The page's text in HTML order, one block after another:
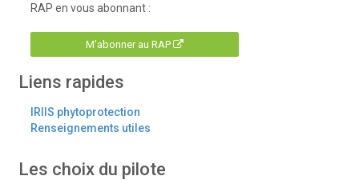
RAP en vous abonnant :
M'abonner au RAP
Liens rapides
IRIIS phytoprotection
Renseignements utiles
Les choix du pilote